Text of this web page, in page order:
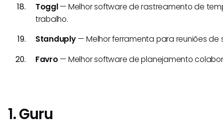
Toggl— Melhor software de rastreamento de
trabalho.
Standuply— Melhor ferramenta para reuniões de
Favro — Melhor software de planejamento
1. Guru